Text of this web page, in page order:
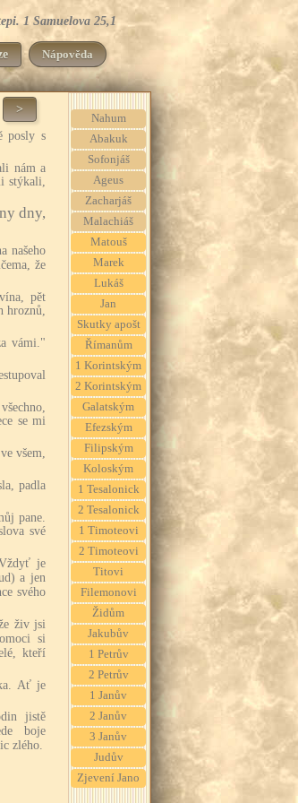
1 Samuelova 25,1
Nápověda
>
posly s
nám a
stýkali,
dny,
našeho
že
pět
hroznů,
vámi."
se mi
všem,
padla
pane.
své
je
a jen
svého
živ jsi
si
kteří
Ať je
jistě
boje
zlého.
Nahum
Abakuk
Sofonjáš
Ageus
Zacharjáš
Malachiáš
Matouš
Marek
Lukáš
Jan
Skutky apošt
Římanům
1 Korintským
2 Korintským
Galatským
Efezským
Filipským
Koloským
1 Tesalonick
2 Tesalonick
1 Timoteovi
2 Timoteovi
Titovi
Filemonovi
Židům
Jakubův
1 Petrův
2 Petrův
1 Janův
2 Janův
3 Janův
Judův
Zjevení Jano